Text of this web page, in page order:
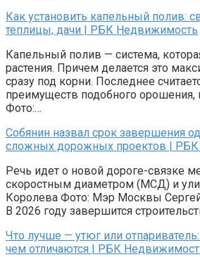
Как установить капельный полив:
теплицы, дачи | РБК Недвижимость
Капельный полив — система,
растения. Причем делается это
сразу под корни. Последнее
преимуществ подобного орошения,
Фото:…
Собянин назвал срок завершения
сложных дорожных проектов |
Речь идет о новой дороге-связке
скоростным диаметром (МСД) и
Королева Фото: Мэр Москвы
В 2026 году завершится
Что лучше — утюг или
чем отличаются | РБК